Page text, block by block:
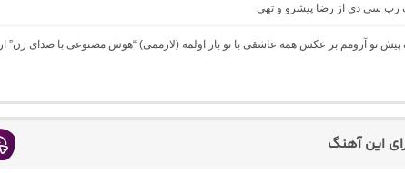
رپ سی دی از رضا پیشرو و تهی
پیش تو آرومم بر عکس همه عاشقی با تو بار اولمه (لازممی) “هوش مصنوعی با صدای زن” از
این آهنگ